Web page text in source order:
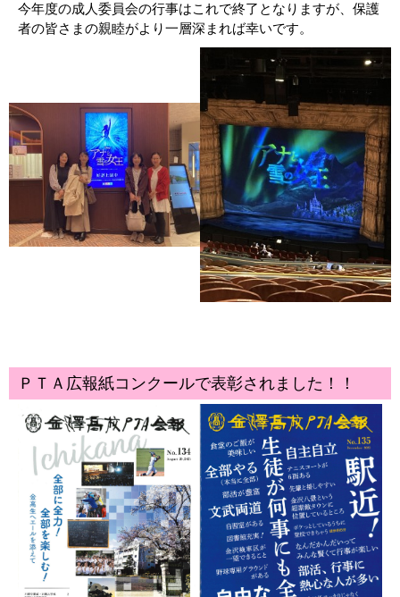
今年度の成人委員会の行事はこれで終了となりますが、保護
者の皆さまの親睦がより一層深まれば幸いです。
ＰＴＡ広報紙コンクールで表彰されました！！